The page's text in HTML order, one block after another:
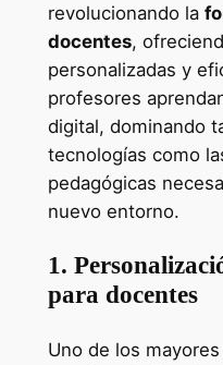
revolucionando la
docentes,
personalizadas y
profesores
digital, dominando
tecnologías como
pedagógicas
nuevo entorno.
1.
para docentes
Uno de los